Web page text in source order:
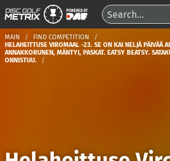
MAIN
FIND COMPETITION
HELAHEITTUSE VIROMAAL -23. SE ON KAI NELJÄ PÄIVÄÄ
ANNAKKORUNEN, MÄNTYI, PASKAT. EATSY BEATSY.
ONNISTUU.